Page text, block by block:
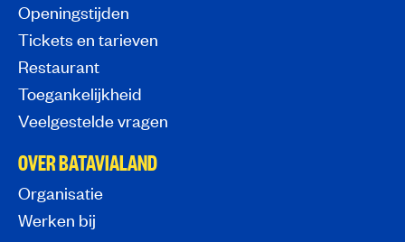
Openingstijden
Tickets en tarieven
Restaurant
Toegankelijkheid
Veelgestelde vragen
OVER BATAVIALAND
Organisatie
Werken bij